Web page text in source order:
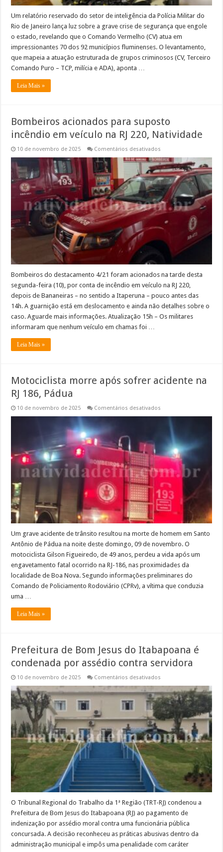
Um relatório reservado do setor de inteligência da Polícia Militar do
Rio de Janeiro lança luz sobre a grave crise de segurança que engole
o estado, revelando que o Comando Vermelho (CV) atua em
impressionantes 70 dos 92 municípios fluminenses. O levantamento,
que mapeia a atuação estruturada de grupos criminosos (CV, Terceiro
Comando Puro – TCP, milícia e ADA), aponta …
Leia Mais »
Bombeiros acionados para suposto
incêndio em veículo na RJ 220, Natividade
10 de novembro de 2025 Comentários desativados
acionados
para
suposto
incêndio
em
veículo
na
RJ
220,
Natividade
Bombeiros do destacamento 4/21 foram acionados na tarde desta
segunda-feira (10), por conta de incêndio em veículo na RJ 220,
depois de Bananeiras – no sentido a Itaperuna – pouco antes das
14h. A guarnição está em deslocamento e ainda não detalhes sobre o
caso. Aguarde mais informações. Atualização 15h – Os militares
informaram que nenhum veículo em chamas foi …
Leia Mais »
Motociclista morre após sofrer acidente na
RJ 186, Pádua
10 de novembro de 2025 Comentários desativados
morre
sofrer
acidente
na
RJ
186,
Pádua
Um grave acidente de trânsito resultou na morte de homem em Santo
Antônio de Pádua na noite deste domingo, 09 de novembro. O
motociclista Gilson Figueiredo, de 49 anos, perdeu a vida após um
engavetamento fatal ocorrido na RJ-186, nas proximidades da
localidade de Boa Nova. Segundo informações preliminares do
Comando de Policiamento Rodoviário (CPRv), a vítima que conduzia
uma …
Leia Mais »
Prefeitura de Bom Jesus do Itabapoana é
condenada por assédio contra servidora
10 de novembro de 2025 Comentários desativados
Bom
Jesus
do
Itabapoana
é
condenada
por
assédio
contra
servidora
O Tribunal Regional do Trabalho da 1ª Região (TRT-RJ) condenou a
Prefeitura de Bom Jesus do Itabapoana (RJ) ao pagamento de
indenização por assédio moral contra uma funcionária pública
concursada. A decisão reconheceu as práticas abusivas dentro da
administração municipal e impôs uma penalidade com caráter